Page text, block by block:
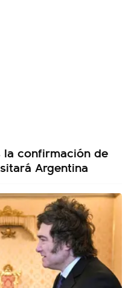
la confirmación de
Argentina